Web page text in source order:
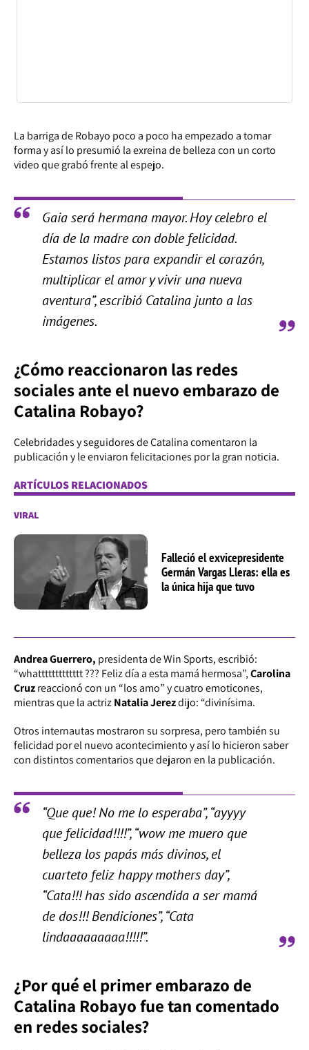
La barriga de Robayo poco a poco ha empezado a tomar
forma y así lo presumió la exreina de belleza con un corto
video que grabó frente al espejo.
Gaia será hermana mayor. Hoy celebro el
día de la madre con doble felicidad.
Estamos listos para expandir el corazón,
multiplicar el amor y vivir una nueva
aventura”, escribió Catalina junto a las
imágenes.
¿Cómo reaccionaron las redes
sociales ante el nuevo embarazo de
Catalina Robayo?
Celebridades y seguidores de Catalina comentaron la
publicación y le enviaron felicitaciones por la gran noticia.
ARTÍCULOS RELACIONADOS
VIRAL
Falleció el exvicepresidente
Germán Vargas Lleras: ella es
la única hija que tuvo
Andrea Guerrero, presidenta de Win Sports, escribió:
“whattttttttttttt ??? Feliz día a esta mamá hermosa”,Carolina
Cruzreaccionó con un “los amo” y cuatro emoticones,
mientras que la actrizNatalia Jerezdijo: “divinísima.
Otros internautas mostraron su sorpresa, pero también su
felicidad por el nuevo acontecimiento y así lo hicieron saber
con distintos comentarios que dejaron en la publicación.
“Que que! No me lo esperaba”, “ayyyy
que felicidad!!!!”, “wow me muero que
belleza los papás más divinos, el
cuarteto feliz happy mothers day”,
“Cata!!! has sido ascendida a ser mamá
de dos!!! Bendiciones”, “Cata
lindaaaaaaaaa!!!!!”.
¿Por qué el primer embarazo de
Catalina Robayo fue tan comentado
en redes sociales?